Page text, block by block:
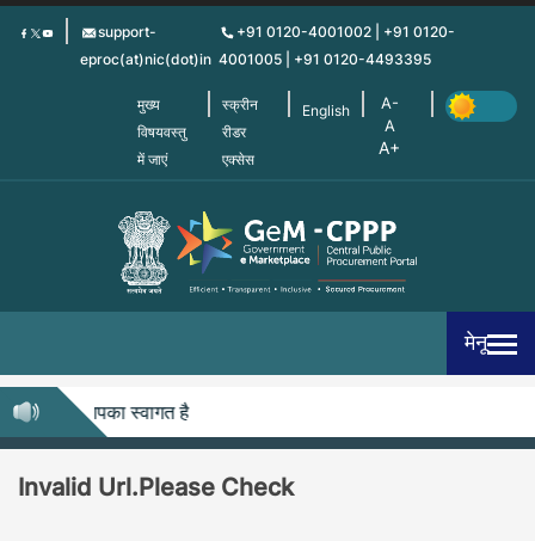
Skip
support-
eproc(at)nic(dot)in
+91 0120-4001002 | +91 0120-
4001005 | +91 0120-4493395
मुख्य
विषयवस्तु
में जाएं
स्क्रीन
रीडर
एक्सेस
English
मेनू
में आपका स्वागत है
Invalid Url.Please Check